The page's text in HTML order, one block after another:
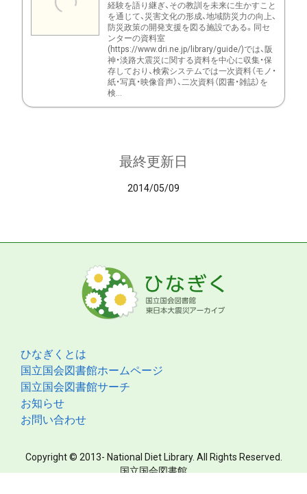
経験を語り継ぎ、その教訓を未来に生かすこと
を通じて、災害文化の形成、地域防災力の向上、
防災政策の開発支援を図る施設である。同セ
ンターの資料室
(https://www.dri.ne.jp/library/guide/)では、阪
神・淡路大震災に関する資料を中心に収集・保
存しており、検索システムでは一次資料（モノ・
紙・写真・映像音声）、二次資料（図書・雑誌）を
検...
最終更新日
2014/05/09
ひなぎくとは
国立国会図書館ホームページ
国立国会図書館サーチ
お知らせ
お問い合わせ
Copyright © 2013- National Diet Library. All Rights Reserved.